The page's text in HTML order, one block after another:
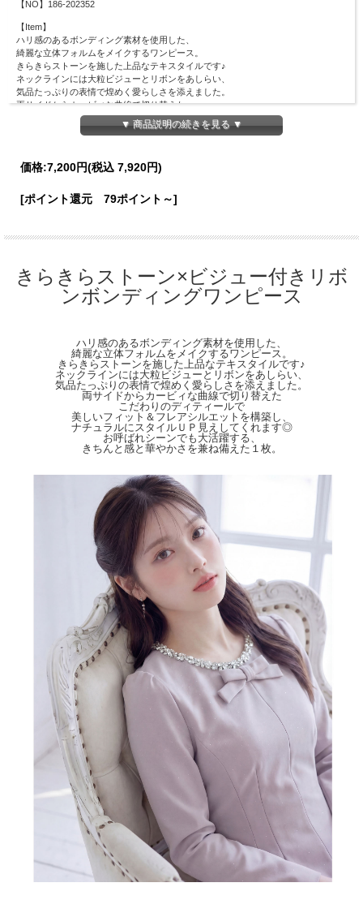
【NO】186-202352
【Item】
ハリ感のあるボンディング素材を使用した、
綺麗な立体フォルムをメイクするワンピース。
きらきらストーンを施した上品なテキスタイルです♪
ネックラインには大粒ビジューとリボンをあしらい、
気品たっぷりの表情で煌めく愛らしさを添えました。
両サイドからカービィな曲線で切り替えた
こだわりのディティールで
美しいフィット＆フレアシルエットを構築し、
きちんと感と華やかさを兼ね備えた１枚。
【Material】
表地：ポリエステル95％、ポリウレタン5％
【Detail】
身幅：45cm
肩幅：33cm
袖丈：52cm
袖口幅：11.5cm
※後ろファスナーあり
#05 ブラック/#157 アイスグレー
サイズは平置きサイズとなりますので測り方により誤差が出る場合がございます。
色合いはモニター環境により若干の誤差が出ます。 ライティングや天候によりモ
デル画像と物撮り画像のカラーに違いある場合、物撮り画像の方が
実際のカラーに近い状態で撮影されておりますので、そちらを参考にしてください
▼ 商品説明の続きを見る ▼
価格:7,200円(税込 7,920円)
[ポイント還元 79ポイント～]
きらきらストーン×ビジュー付きリボ
ンボンディングワンピース
ハリ感のあるボンディング素材を使用した、
綺麗な立体フォルムをメイクするワンピース。
きらきらストーンを施した上品なテキスタイルです♪
ネックラインには大粒ビジューとリボンをあしらい、
気品たっぷりの表情で煌めく愛らしさを添えました。
両サイドからカービィな曲線で切り替えた
こだわりのディティールで
美しいフィット＆フレアシルエットを構築し、
ナチュラルにスタイルＵＰ見えしてくれます◎
お呼ばれシーンでも大活躍する、
きちんと感と華やかさを兼ね備えた１枚。